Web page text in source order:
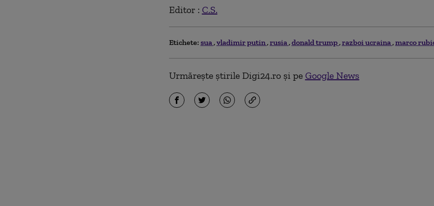
Editor : C.S.
Etichete: sua vladimir putin rusia donald trump razboi ucraina marco
Urmărește știrile Digi24.ro și pe Google News